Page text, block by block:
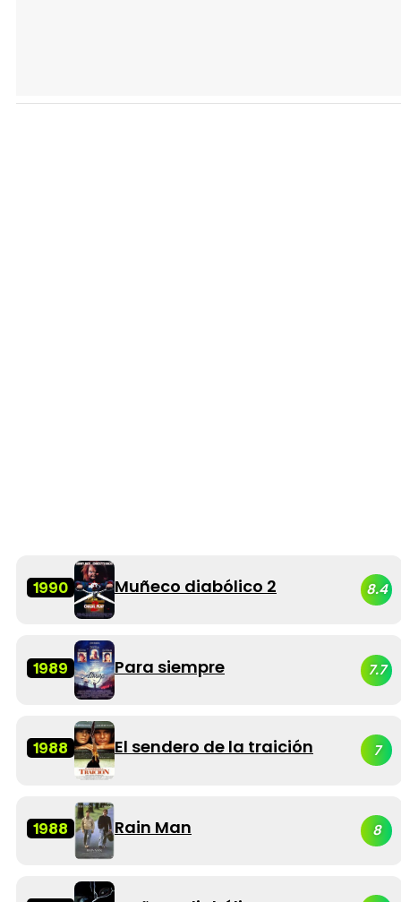
1990 Muñeco diabólico 2 8.4
1989 Para siempre 7.7
1988 El sendero de la traición 7
1988 Rain Man 8